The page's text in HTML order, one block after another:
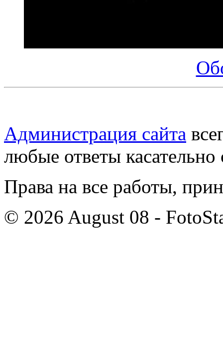
Администрация сайта
любые ответы касательно
Права на все работы,
© 2026 August 08 -